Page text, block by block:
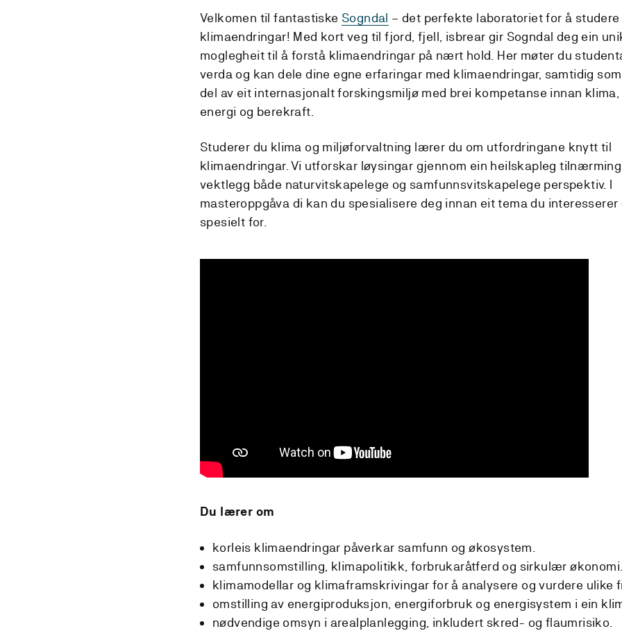
Velkomen til fantastiske Sogndal – det perfekte laboratoriet for å studere
klimaendringar! Med kort veg til fjord, fjell, isbrear gir Sogndal deg ein
moglegheit til å forstå klimaendringar på nært hold. Her møter du
verda og kan dele dine egne erfaringar med klimaendringar, samtidig
del av eit internasjonalt forskingsmiljø med brei kompetanse innan klima,
energi og berekraft.
Studerer du klima og miljøforvaltning lærer du om utfordringane knytt til
klimaendringar. Vi utforskar løysingar gjennom ein heilskapleg
vektlegg både naturvitskapelege og samfunnsvitskapelege perspektiv. I
masteroppgåva di kan du spesialisere deg innan eit tema du interesserer
spesielt for.
Du lærer om
korleis klimaendringar påverkar samfunn og økosystem.
samfunnsomstilling, klimapolitikk, forbrukaråtferd og sirkulær
klimamodellar og klimaframskrivingar for å analysere og vurdere ulike
omstilling av energiproduksjon, energiforbruk og energisystem i ein
nødvendige omsyn i arealplanlegging, inkludert skred- og flaumrisiko.